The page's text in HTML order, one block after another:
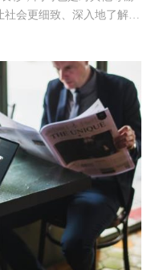
会更细致、深入地了解导